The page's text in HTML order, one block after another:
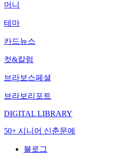
머니
테마
카드뉴스
컷&칼럼
브라보스페셜
브라보리포트
DIGITAL LIBRARY
50+ 시니어 신춘문예
블로그